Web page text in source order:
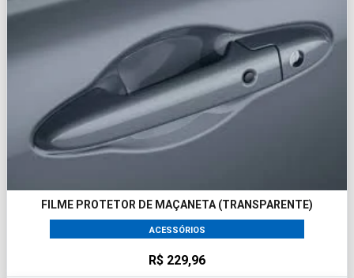
FILME PROTETOR DE MAÇANETA (TRANSPARENTE)
ACESSÓRIOS
R$ 229,96